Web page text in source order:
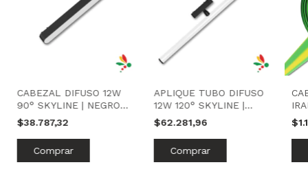
CABEZAL DIFUSO 12W
90° SKYLINE | NEGRO |
MACROLED
$38.787,32
APLIQUE TUBO DIFUSO
12W 120° SKYLINE |
NEGRO | MACROLED
$62.281,96